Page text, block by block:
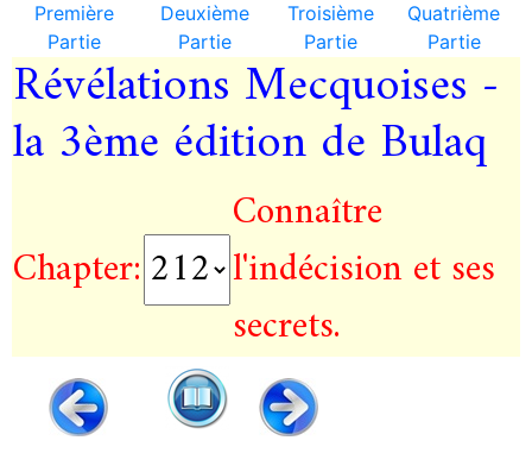
Première
Partie
Deuxième
Partie
Troisième
Partie
Quatrième
Partie
Révélations Mecquoises -
la 3ème édition de Bulaq
Chapter:
Connaître
l'indécision et ses
secrets.